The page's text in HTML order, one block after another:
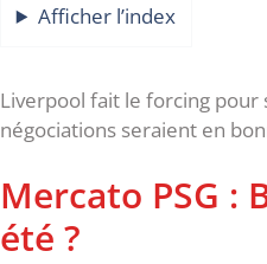
Afficher l’index
Liverpool fait le forcing pour
négociations seraient en
Mercato PSG :
été ?